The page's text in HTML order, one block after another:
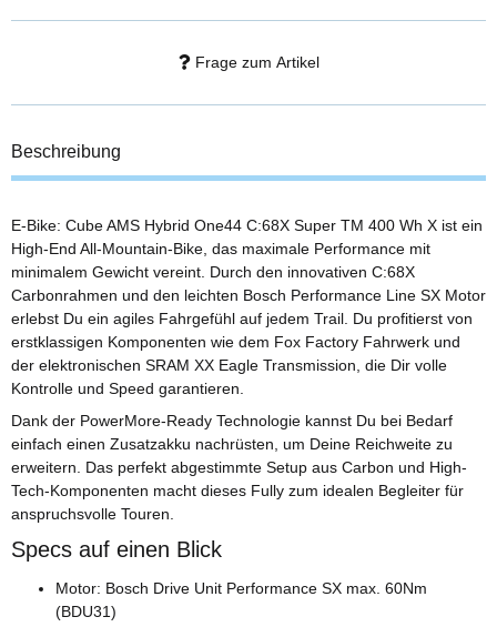
Frage zum Artikel
Beschreibung
E-Bike: Cube AMS Hybrid One44 C:68X Super TM 400 Wh X ist ein
High-End All-Mountain-Bike, das maximale Performance mit
minimalem Gewicht vereint. Durch den innovativen C:68X
Carbonrahmen und den leichten Bosch Performance Line SX Motor
erlebst Du ein agiles Fahrgefühl auf jedem Trail. Du profitierst von
erstklassigen Komponenten wie dem Fox Factory Fahrwerk und
der elektronischen SRAM XX Eagle Transmission, die Dir volle
Kontrolle und Speed garantieren.
Dank der PowerMore-Ready Technologie kannst Du bei Bedarf
einfach einen Zusatzakku nachrüsten, um Deine Reichweite zu
erweitern. Das perfekt abgestimmte Setup aus Carbon und High-
Tech-Komponenten macht dieses Fully zum idealen Begleiter für
anspruchsvolle Touren.
Specs auf einen Blick
Motor: Bosch Drive Unit Performance SX max. 60Nm
(BDU31)